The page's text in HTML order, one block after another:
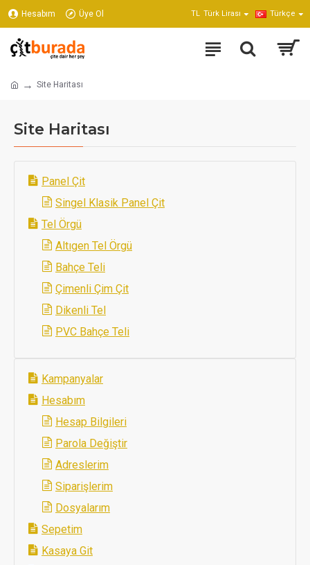
Hesabım Üye Ol TL Türk Lirası Türkçe
Site Haritası
Site Haritası
Panel Çit
Singel Klasik Panel Çit
Tel Örgü
Altıgen Tel Örgü
Bahçe Teli
Çimenli Çim Çit
Dikenli Tel
PVC Bahçe Teli
Kampanyalar
Hesabım
Hesap Bilgileri
Parola Değiştir
Adreslerim
Siparişlerim
Dosyalarım
Sepetim
Kasaya Git